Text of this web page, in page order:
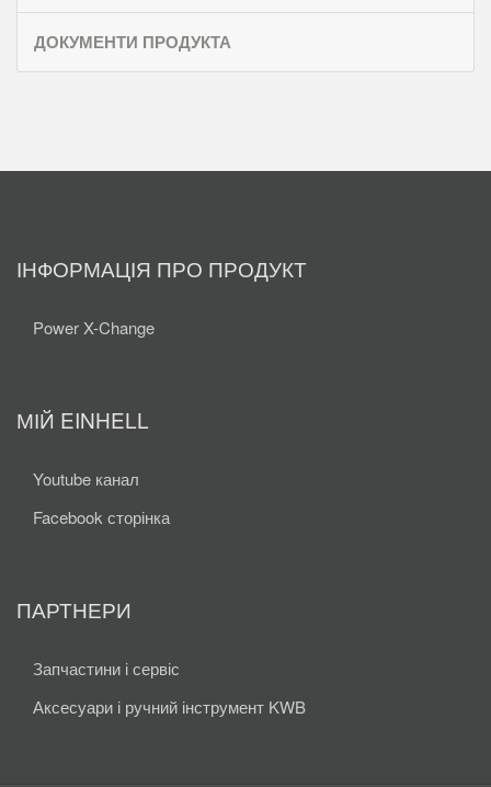
ДОКУМЕНТИ ПРОДУКТА
ІНФОРМАЦІЯ ПРО ПРОДУКТ
Power X-Change
МІЙ EINHELL
Youtube канал
Facebook сторінка
ПАРТНЕРИ
Запчастини і сервіс
Аксесуари і ручний інструмент KWB